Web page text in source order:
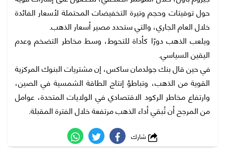
حول توقيتات وحجم وتيرة التخفيضات المحتملة لأسعار الفائدة
خلال العام الجاري، والتي ستحدد مصير أسعار الذهب.
ويلعب الذهب دورًا كأداة للتحوط، وسط مخاطر التضخم وعدم
اليقين السياسي.
في حين قال بنك جولدمان ساكس، إن مشتريات البنوك المركزية
القوية من الذهب، وتباطؤ إنتاج الطاقة الشمسية في الصين،
وارتفاع مخاطر الركود الاقتصادي في الولايات المتحدة، عوامل
من المرجح أن تُبقي أداء الذهب مرتفعة خلال الفترة المقبلة.